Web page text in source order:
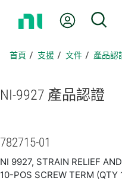
頁
我的帳號
首頁 支援 文件 產品認
NI-9927 產品認證
782715-01
NI 9927, STRAIN RELIEF
10-POS SCREW TERM (QTY